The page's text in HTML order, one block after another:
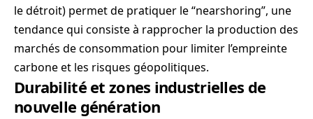
le détroit) permet de pratiquer le “nearshoring”, une
tendance qui consiste à rapprocher la production des
marchés de consommation pour limiter l’empreinte
carbone et les risques géopolitiques.
Durabilité et zones industrielles de
nouvelle génération